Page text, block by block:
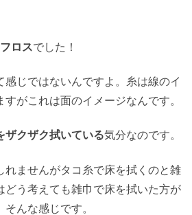
ロスでした！
感じではないんですよ。糸は線のイ
すがこれは面のイメージなんです。
ザクザク拭いている気分なのです。
れませんがタコ糸で床を拭くのと雑
どう考えても雑巾で床を拭いた方が
んな感じです。